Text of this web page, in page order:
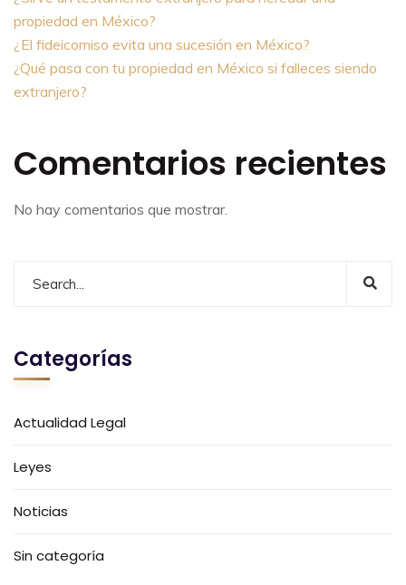
propiedad en México?
¿El fideicomiso evita una sucesión en México?
¿Qué pasa con tu propiedad en México si falleces siendo
extranjero?
Comentarios recientes
No hay comentarios que mostrar.
Categorías
Actualidad Legal
Leyes
Noticias
Sin categoría